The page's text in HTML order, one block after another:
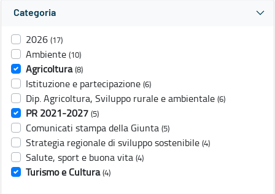
Categoria
2026 (17)
Ambiente (10)
Agricoltura (8)
Istituzione e partecipazione (6)
Dip. Agricoltura, Sviluppo rurale e ambientale (6)
PR 2021-2027 (5)
Comunicati stampa della Giunta (5)
Strategia regionale di sviluppo sostenibile (4)
Salute, sport e buona vita (4)
Turismo e Cultura (4)